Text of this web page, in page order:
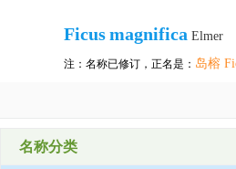
Ficusmagnifica Elmer
注：名称已修订，正名是： 岛榕
名称分类